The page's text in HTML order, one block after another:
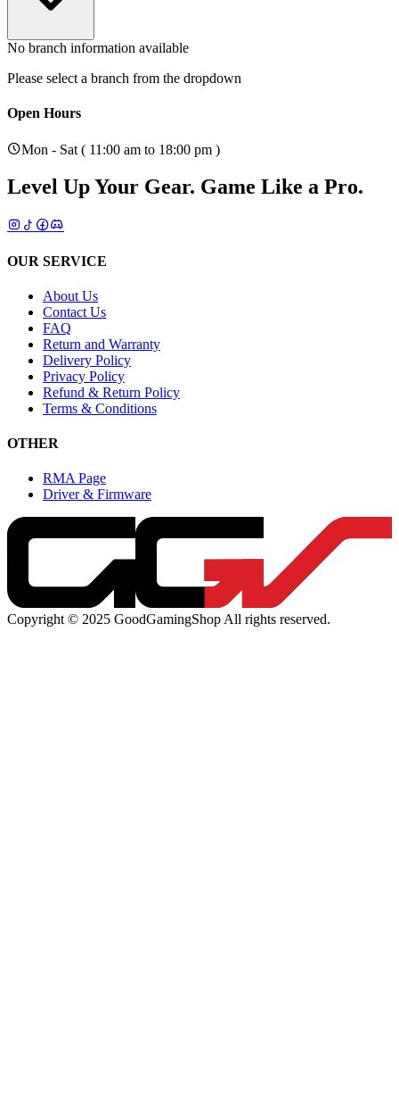
No branch information available
Please select a branch from the dropdown
Open Hours
Mon - Sat ( 11:00 am to 18:00 pm )
Level Up Your Gear. Game Like a Pro.
OUR SERVICE
About Us
Contact Us
FAQ
Return and Warranty
Delivery Policy
Privacy Policy
Refund & Return Policy
Terms & Conditions
OTHER
RMA Page
Driver & Firmware
Copyright © 2025 GoodGamingShop All rights reserved.